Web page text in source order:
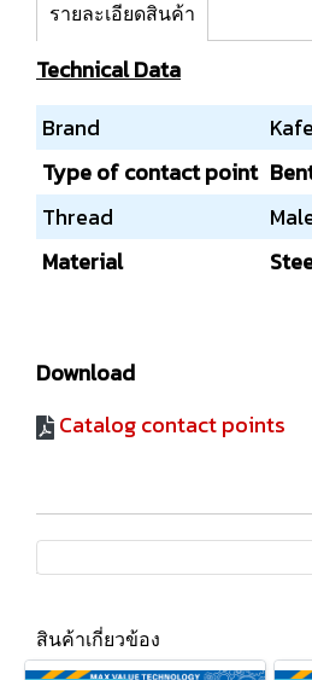
รายละเอียดสินค้า
Technical Data
Brand
Type of contact point
Thread
Material
Download
Catalog contact points
สินค้าเกี่ยวข้อง